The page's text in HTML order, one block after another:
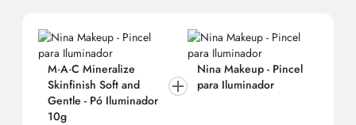
M·A·C Mineralize
Skinfinish Soft and
Gentle - Pó Iluminador
10g
Nina Makeup - Pincel
para Iluminador